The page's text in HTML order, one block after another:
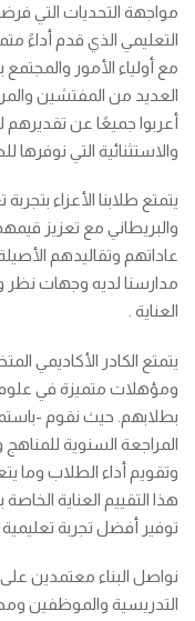
مواجهة التحديات التي
التعليمي الذي قدم أداءً
مع أولياء الأمور
العديد من المفتشين
أعربوا جميعًا عن تقديرهم
والاستثنائية التي نوفرها
يتمتع طلابنا الأعزاء
والبريطاني مع تعزيز
عاداتهم وتقاليدهم
مدارسنا لديه وجهات
العناية .
يتمتع الكادر الأكاديمي
ومؤهلات متميزة في علوم
بطلابهم. حيث نقوم -
المراجعة السنوية
وتقويم أداء الطلاب وما
هذا التقييم العناية
توفير أفضل تجربة
نواصل البناء معتمدين
التدريسية والموظفين